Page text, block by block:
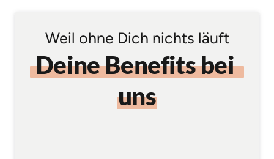
Weil ohne Dich nichts läuft
Deine Benefits
bei
uns